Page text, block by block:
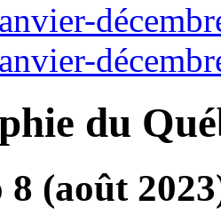
du
8 (août